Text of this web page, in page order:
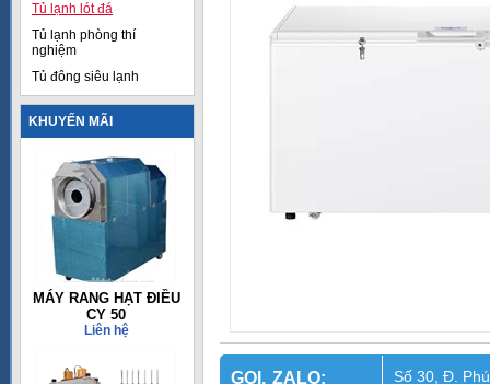
Tủ lạnh lót đá
Tủ lạnh phòng thí
nghiệm
Tủ đông siêu lạnh
KHUYẾN MÃI
MÁY RANG HẠT ĐIỀU
CY 50
Liên hệ
GỌI, ZALO:
Số 30, Đ.